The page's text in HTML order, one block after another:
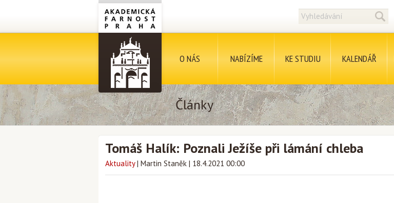
O NÁS NABÍZÍME KE STUDIU KALENDÁŘ
Články
Tomáš Halík: Poznali Ježíše při lámání chleba
Aktuality | Martin Staněk | 18.4.2021 00:00